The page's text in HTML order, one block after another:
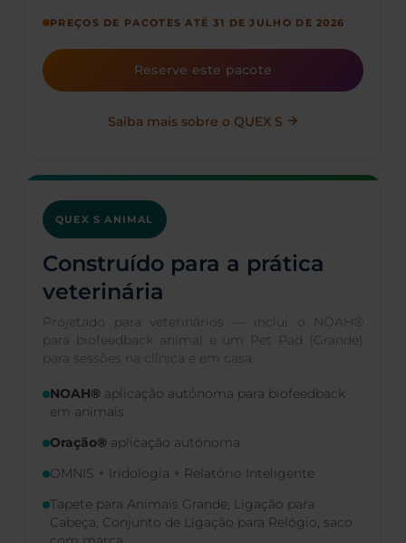
PREÇOS DE PACOTES ATÉ 31 DE JULHO DE 2026
Reserve este pacote
Saiba mais sobre o QUEX S
QUEX S ANIMAL
Construído para a prática
veterinária
Projetado para veterinários — inclui o NOAH®
para biofeedback animal e um Pet Pad (Grande)
para sessões na clínica e em casa.
NOAH® aplicação autónoma para biofeedback
em animais
Oração® aplicação autónoma
OMNIS + Iridologia + Relatório Inteligente
Tapete para Animais Grande, Ligação para
Cabeça, Conjunto de Ligação para Relógio, saco